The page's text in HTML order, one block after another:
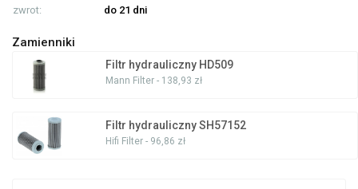
zwrot:
do 21 dni
Zamienniki
Filtr hydrauliczny HD509
Mann Filter - 138,93 zł
Filtr hydrauliczny SH57152
Hifi Filter - 96,86 zł